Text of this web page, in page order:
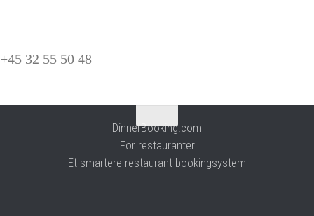
+45 32 55 50 48
DinnerBooking.com
For restauranter
Et smartere restaurant-bookingsystem